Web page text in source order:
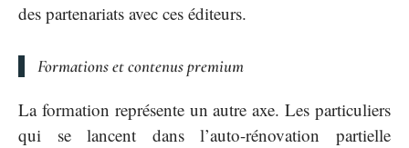
des partenariats avec ces éditeurs.
Formations et contenus premium
La formation représente un autre axe. Les particuliers
qui se lancent dans l’auto-rénovation partielle